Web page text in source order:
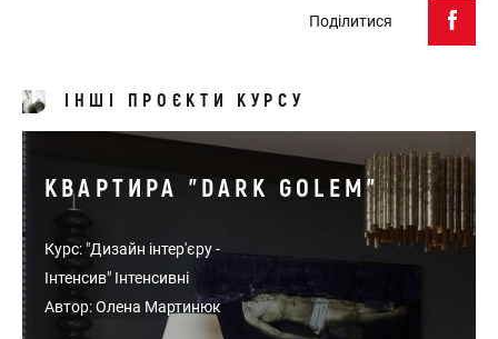
Поділитися
ІНШІ ПРОЄКТИ КУРСУ
КВАРТИРА "DARK GOLEM"
Курс: "Дизайн інтер'єру -
Інтенсив" Інтенсивні
Автор: Олена Мартинюк